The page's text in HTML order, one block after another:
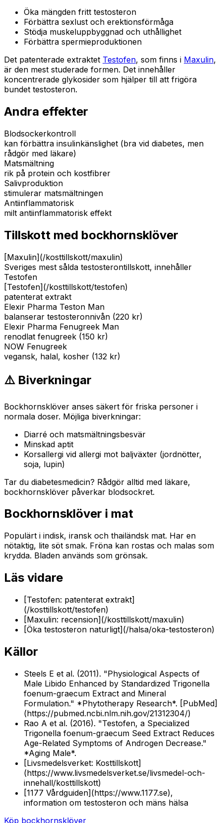
Öka mängden fritt testosteron
Förbättra sexlust och erektionsförmåga
Stödja muskeluppbyggnad och uthållighet
Förbättra spermieproduktionen
Det patenterade extraktet Testofen, som finns i Maxulin,
är den mest studerade formen. Det innehåller
koncentrerade glykosider som hjälper till att frigöra
bundet testosteron.
Andra effekter
Blodsockerkontroll
kan förbättra insulinkänslighet (bra vid diabetes, men
rådgör med läkare)
Matsmältning
rik på protein och kostfibrer
Salivproduktion
stimulerar matsmältningen
Antiinflammatorisk
milt antiinflammatorisk effekt
Tillskott med bockhornsklöver
[Maxulin](/kosttillskott/maxulin)
Sveriges mest sålda testosterontillskott, innehåller
Testofen
[Testofen](/kosttillskott/testofen)
patenterat extrakt
Elexir Pharma Teston Man
balanserar testosteronnivån (220 kr)
Elexir Pharma Fenugreek Man
renodlat fenugreek (150 kr)
NOW Fenugreek
vegansk, halal, kosher (132 kr)
⚠️ Biverkningar
Bockhornsklöver anses säkert för friska personer i
normala doser. Möjliga biverkningar:
Diarré och matsmältningsbesvär
Minskad aptit
Korsallergi vid allergi mot baljväxter (jordnötter,
soja, lupin)
Tar du diabetesmedicin? Rådgör alltid med läkare,
bockhornsklöver påverkar blodsockret.
Bockhornsklöver i mat
Populärt i indisk, iransk och thailändsk mat. Har en
nötaktig, lite söt smak. Fröna kan rostas och malas som
krydda. Bladen används som grönsak.
Läs vidare
[Testofen: patenterat extrakt]
(/kosttillskott/testofen)
[Maxulin: recension](/kosttillskott/maxulin)
[Öka testosteron naturligt](/halsa/oka-testosteron)
Källor
Steels E et al. (2011). "Physiological Aspects of
Male Libido Enhanced by Standardized Trigonella
foenum-graecum Extract and Mineral
Formulation." *Phytotherapy Research*. [PubMed]
(https://pubmed.ncbi.nlm.nih.gov/21312304/)
Rao A et al. (2016). "Testofen, a Specialized
Trigonella foenum-graecum Seed Extract Reduces
Age-Related Symptoms of Androgen Decrease."
*Aging Male*.
[Livsmedelsverket: Kosttillskott]
(https://www.livsmedelsverket.se/livsmedel-och-
innehall/kosttillskott)
[1177 Vårdguiden](https://www.1177.se),
information om testosteron och mäns hälsa
Köp bockhornsklöver